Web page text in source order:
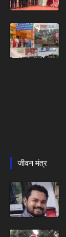
जीवन मंत्र